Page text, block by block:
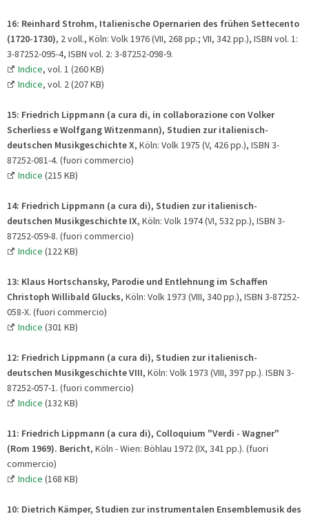
16: Reinhard Strohm, Italienische Opernarien des frühen Settecento
(1720-1730), 2 voll., Köln: Volk 1976 (VII, 268 pp.; VII, 342 pp.), ISBN vol. 1:
3-87252-095-4, ISBN vol. 2: 3-87252-098-9.
Indice, vol. 1 (260 KB)
Indice, vol. 2 (207 KB)
15: Friedrich Lippmann (a cura di, in collaborazione con Volker
Scherliess e Wolfgang Witzenmann), Studien zur italienisch-
deutschen Musikgeschichte X, Köln: Volk 1975 (V, 426 pp.), ISBN 3-
87252-081-4. (fuori commercio)
Indice (215 KB)
14: Friedrich Lippmann (a cura di), Studien zur italienisch-
deutschen Musikgeschichte IX, Köln: Volk 1974 (VI, 532 pp.), ISBN 3-
87252-059-8. (fuori commercio)
Indice (122 KB)
13: Klaus Hortschansky, Parodie und Entlehnung im Schaffen
Christoph Willibald Glucks, Köln: Volk 1973 (VIII, 340 pp.), ISBN 3-87252-
058-X. (fuori commercio)
Indice (301 KB)
12: Friedrich Lippmann (a cura di), Studien zur italienisch-
deutschen Musikgeschichte VIII, Köln: Volk 1973 (VIII, 397 pp.). ISBN 3-
87252-057-1. (fuori commercio)
Indice (132 KB)
11: Friedrich Lippmann (a cura di), Colloquium "Verdi - Wagner"
(Rom 1969). Bericht, Köln - Wien: Böhlau 1972 (IX, 341 pp.). (fuori
commercio)
Indice (168 KB)
10: Dietrich Kämper, Studien zur instrumentalen Ensemblemusik des